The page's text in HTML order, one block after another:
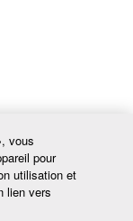
vous
pour
utilisation et
lien vers